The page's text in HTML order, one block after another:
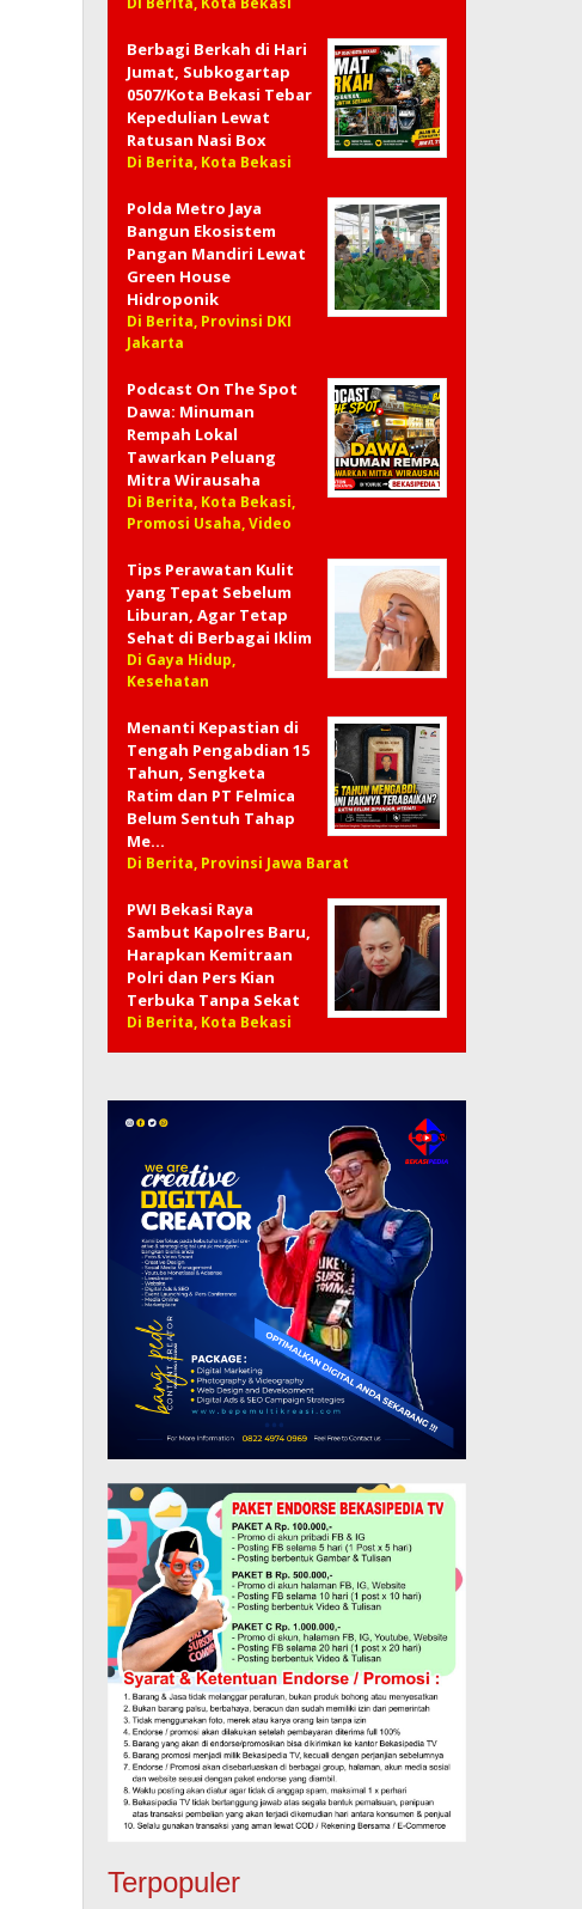
Berbagi Berkah di Hari
Jumat, Subkogartap
0507/Kota Bekasi Tebar
Kepedulian Lewat
Ratusan Nasi Box
Di Berita, Kota Bekasi
Polda Metro Jaya
Bangun Ekosistem
Pangan Mandiri Lewat
Green House
Hidroponik
Di Berita, Provinsi DKI
Jakarta
Podcast On The Spot
Dawa: Minuman
Rempah Lokal
Tawarkan Peluang
Mitra Wirausaha
Di Berita, Kota Bekasi,
Promosi Usaha, Video
Tips Perawatan Kulit
yang Tepat Sebelum
Liburan, Agar Tetap
Sehat di Berbagai Iklim
Di Gaya Hidup,
Kesehatan
Menanti Kepastian di
Tengah Pengabdian 15
Tahun, Sengketa
Ratim dan PT Felmica
Belum Sentuh Tahap
Me…
Di Berita, Provinsi Jawa Barat
PWI Bekasi Raya
Sambut Kapolres Baru,
Harapkan Kemitraan
Polri dan Pers Kian
Terbuka Tanpa Sekat
Di Berita, Kota Bekasi
Terpopuler